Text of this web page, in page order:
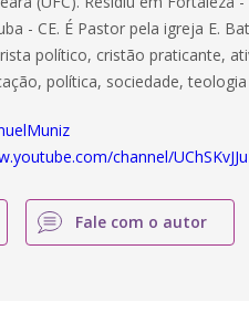
- CE. É Pastor pela igreja E.
político, cristão praticante,
política, sociedade,
channel/
Fale com o autor